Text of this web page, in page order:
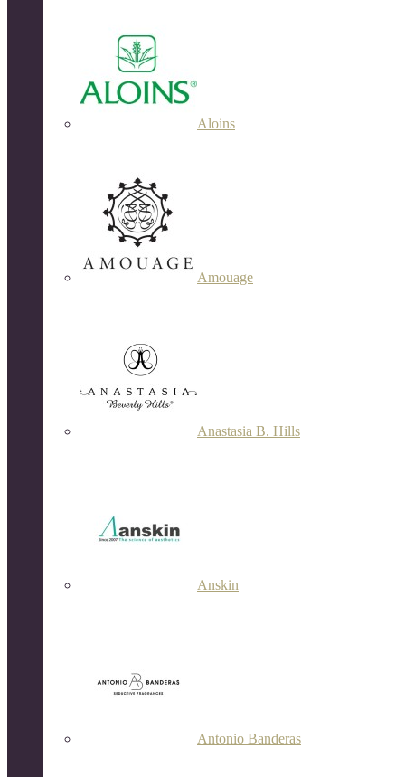
Aloins
Amouage
Anastasia B. Hills
Anskin
Antonio Banderas